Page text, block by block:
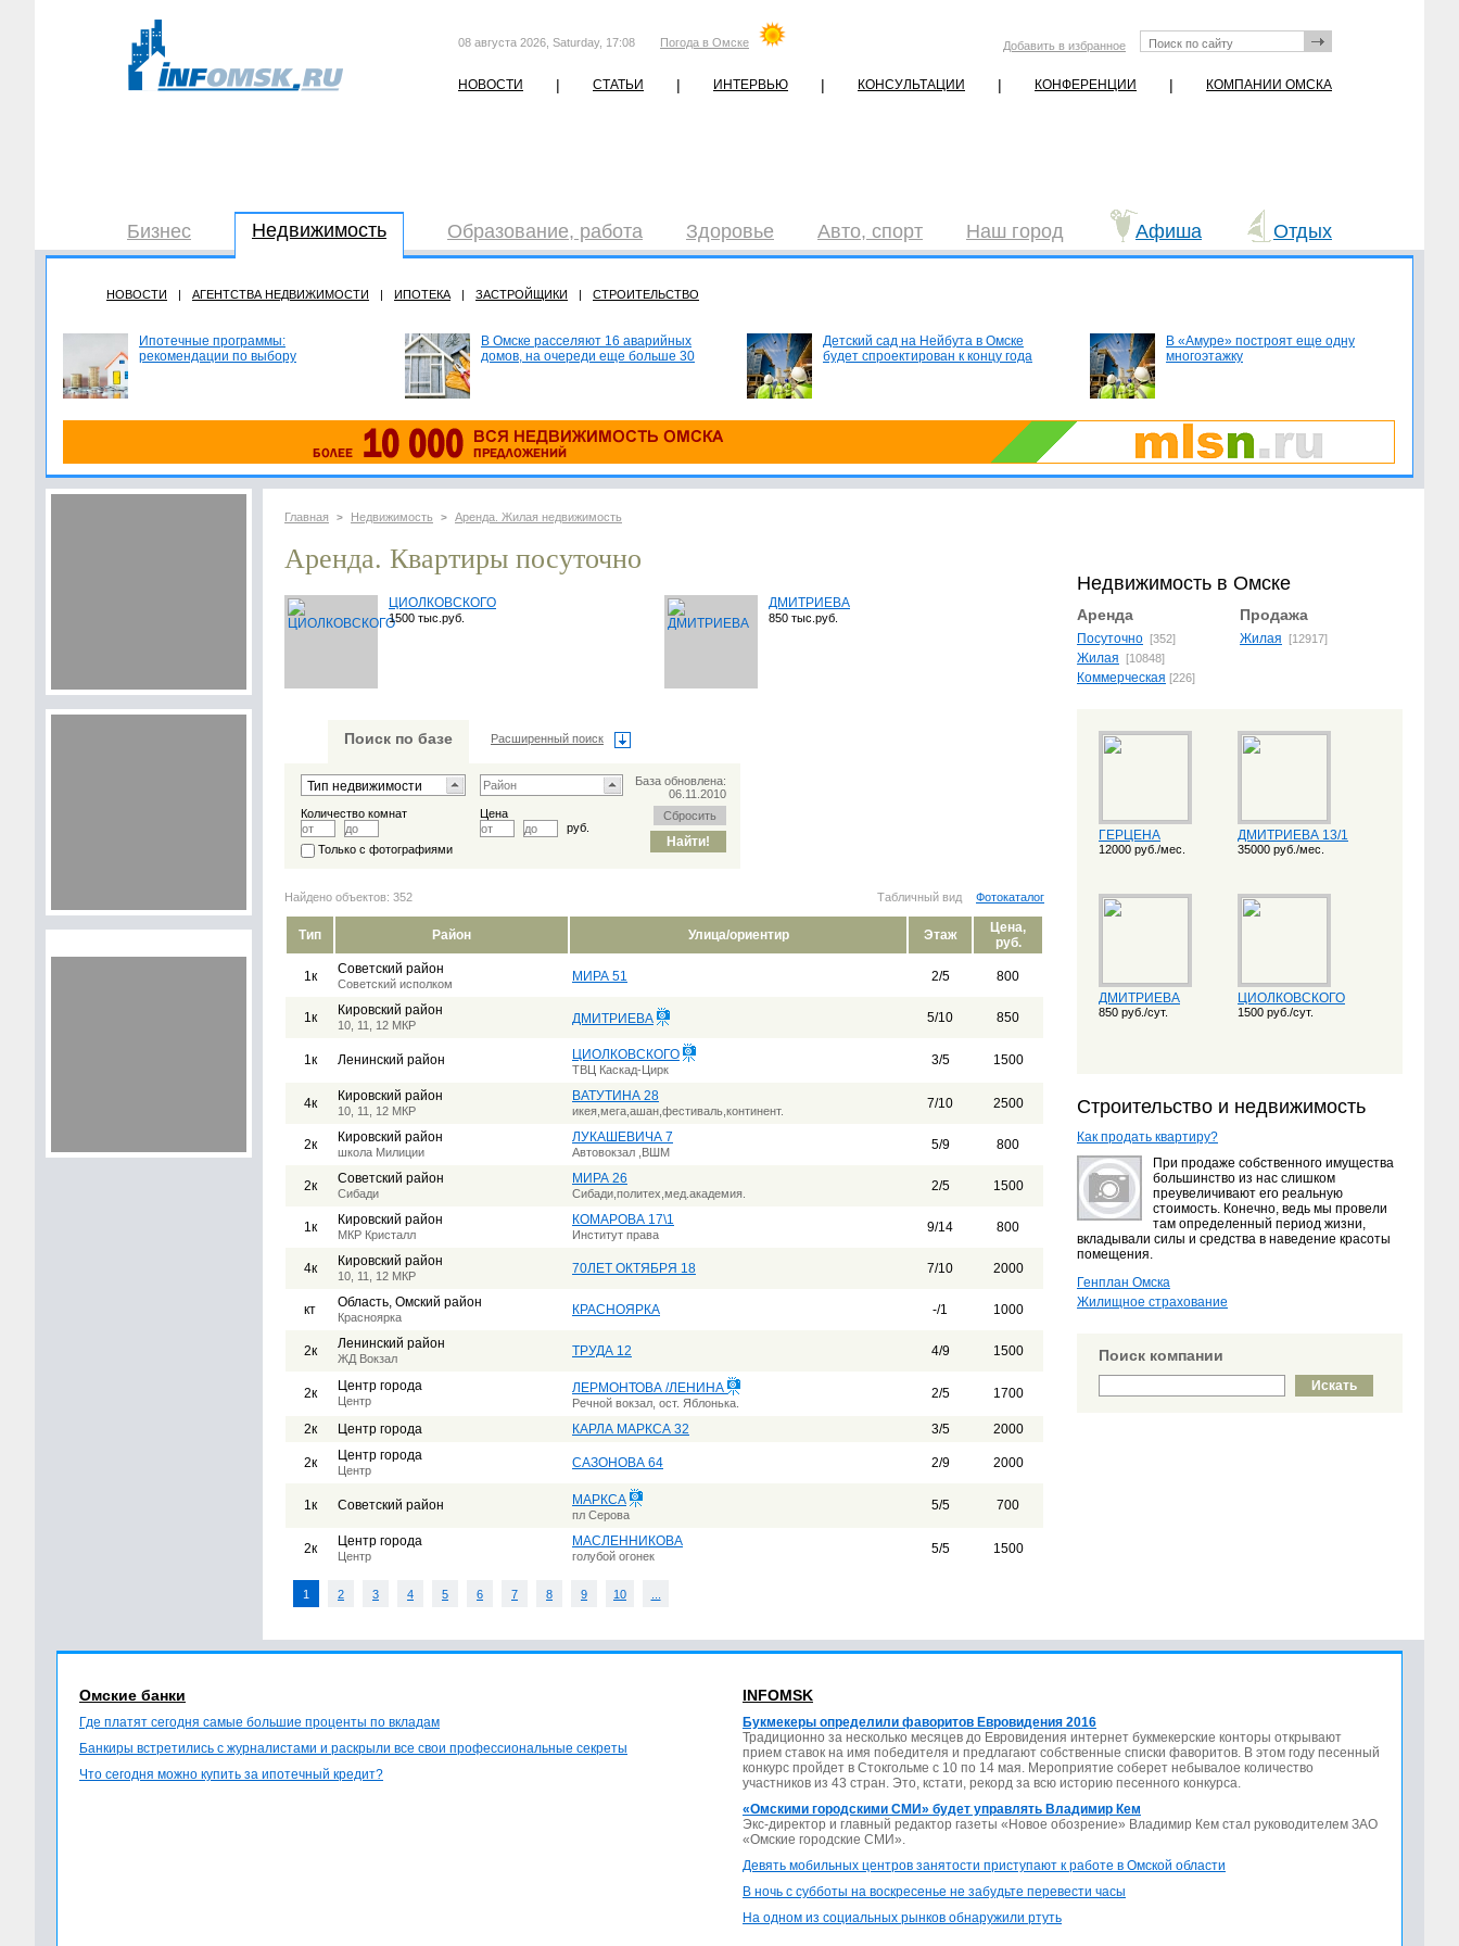
08 августа 2026, Saturday, 17:08 Погода в Омске Добавить в избранное
НОВОСТИ | СТАТЬИ | ИНТЕРВЬЮ | КОНСУЛЬТАЦИИ | КОНФЕРЕНЦИИ | КОМПАНИИ ОМСКА
Бизнес Недвижимость Образование, работа Здоровье Авто, спорт Наш город Афиша Отдых
НОВОСТИ | АГЕНТСТВА НЕДВИЖИМОСТИ | ИПОТЕКА | ЗАСТРОЙЩИКИ | СТРОИТЕЛЬСТВО
Ипотечные программы:
рекомендации по выбору
В Омске расселяют 16 аварийных
домов, на очереди еще больше 30
Детский сад на Нейбута в Омске
будет спроектирован к концу года
В «Амуре» построят еще одну
многоэтажку
Главная > Недвижимость > Аренда. Жилая недвижимость
Аренда. Квартиры посуточно
ЦИОЛКОВСКОГО
1500 тыс.руб.
ДМИТРИЕВА
850 тыс.руб.
Поиск по базе Расширенный поиск
База обновлена:
06.11.2010
Количество комнат
Цена
руб.
Только с фотографиями
Табличный вид Фотокаталог
Найдено объектов: 352
Тип Район Улица/ориентир Этаж
Цена,
руб.
1к Советский район
Советский исполком МИРА 51 2/5 800
1к Кировский район
10, 11, 12 МКР ДМИТРИЕВА 5/10 850
1к Ленинский район ЦИОЛКОВСКОГО
ТВЦ Каскад-Цирк
3/5 1500
4к Кировский район
10, 11, 12 МКР
ВАТУТИНА 28
икея,мега,ашан,фестиваль,континент. 7/10 2500
2к Кировский район
школа Милиции
ЛУКАШЕВИЧА 7
Автовокзал ,ВШМ 5/9 800
2к Советский район
Сибади
МИРА 26
Сибади,политех,мед.академия. 2/5 1500
1к Кировский район
МКР Кристалл
КОМАРОВА 17\1
Институт права 9/14 800
4к Кировский район
10, 11, 12 МКР 70ЛЕТ ОКТЯБРЯ 18 7/10 2000
кт Область, Омский район
Красноярка КРАСНОЯРКА -/1 1000
2к Ленинский район
ЖД Вокзал ТРУДА 12 4/9 1500
2к Центр города
Центр
ЛЕРМОНТОВА /ЛЕНИНА
Речной вокзал, ост. Яблонька.
2/5 1700
2к Центр города КАРЛА МАРКСА 32 3/5 2000
2к Центр города
Центр САЗОНОВА 64 2/9 2000
1к Советский район МАРКСА
пл Серова
5/5 700
2к Центр города
Центр
МАСЛЕННИКОВА
голубой огонек 5/5 1500
1 2 3 4 5 6 7 8 9 10
Недвижимость в Омске
Аренда Продажа
Посуточно [352]
Жилая [10848]
Коммерческая [226]
Жилая [12917]
ГЕРЦЕНА
12000 руб./мес.
ДМИТРИЕВА 13/1
35000 руб./мес.
ДМИТРИЕВА
850 руб./сут.
ЦИОЛКОВСКОГО
1500 руб./сут.
Строительство и недвижимость
Как продать квартиру?
При продаже собственного имущества
большинство из нас слишком
преувеличивают его реальную
стоимость. Конечно, ведь мы провели
там определенный период жизни,
вкладывали силы и средства в наведение красоты
помещения.
Генплан Омска
Жилищное страхование
Поиск компании
Омские банки
Где платят сегодня самые большие проценты по вкладам
Банкиры встретились с журналистами и раскрыли все свои профессиональные секреты
Что сегодня можно купить за ипотечный кредит?
INFOMSK
Букмекеры определили фаворитов Евровидения 2016
Традиционно за несколько месяцев до Евровидения интернет букмекерские конторы открывают
прием ставок на имя победителя и предлагают собственные списки фаворитов. В этом году песенный
конкурс пройдет в Стокгольме с 10 по 14 мая. Мероприятие соберет небывалое количество
участников из 43 стран. Это, кстати, рекорд за всю историю песенного конкурса.
«Омскими городскими СМИ» будет управлять Владимир Кем
Экс-директор и главный редактор газеты «Новое обозрение» Владимир Кем стал руководителем ЗАО
«Омские городские СМИ».
Девять мобильных центров занятости приступают к работе в Омской области
В ночь с субботы на воскресенье не забудьте перевести часы
На одном из социальных рынков обнаружили ртуть